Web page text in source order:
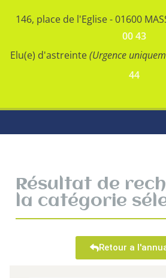
146, place de l'Eglise - 01600
00 43
Elu(e) d'astreinte(Urgence
44
Résultat de
la catégorie
Retour a